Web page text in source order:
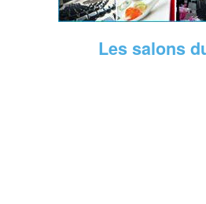
Les salons